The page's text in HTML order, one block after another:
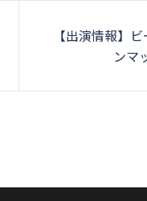
【出演情報】
ンマ